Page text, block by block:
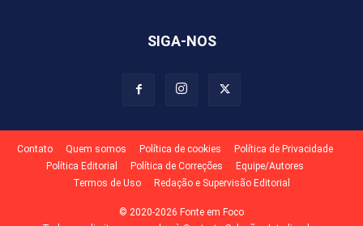
SIGA-NOS
Contato Quem somos Política de cookies
Política de Privacidade
Política Editorial
Política de Correções
Equipe/Autores
Termos de Uso
Redação e Supervisão Editorial
© 2020-2026 Fonte em Foco